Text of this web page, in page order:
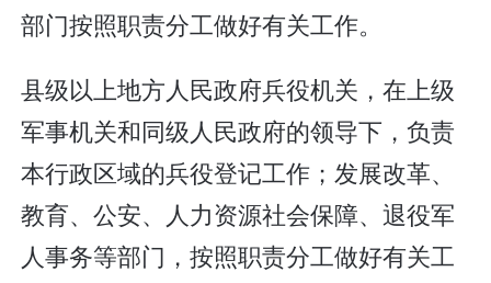
部门按照职责分工做好有关工作。
县级以上地方人民政府兵役机关，在上级
军事机关和同级人民政府的领导下，负责
本行政区域的兵役登记工作；发展改革、
教育、公安、人力资源社会保障、退役军
人事务等部门，按照职责分工做好有关工